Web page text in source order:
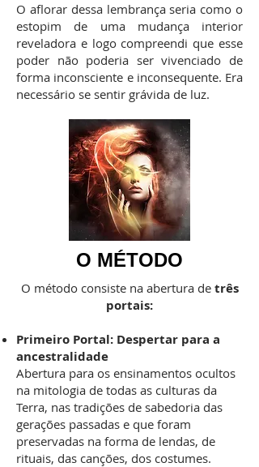
O aflorar dessa lembrança seria como o
estopim de uma mudança interior
reveladora e logo compreendi que esse
poder não poderia ser vivenciado de
forma inconsciente e inconsequente. Era
necessário se sentir grávida de luz.
O MÉTODO
O método consiste na abertura de três
portais:
Primeiro Portal: Despertar para a
ancestralidade
Abertura para os ensinamentos ocultos
na mitologia de todas as culturas da
Terra, nas tradições de sabedoria das
gerações passadas e que foram
preservadas na forma de lendas, de
rituais, das canções, dos costumes.